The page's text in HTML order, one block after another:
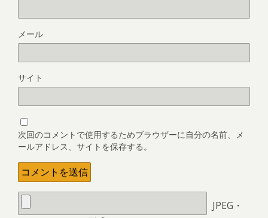
メール
サイト
次回のコメントで使用するためブラウザーに自分の名前、メ
ールアドレス、サイトを保存する。
JPEG・